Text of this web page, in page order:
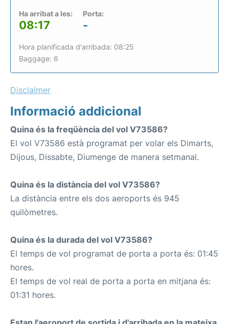
Ha arribat a les:
08:17
Porta:
-
Hora planificada d'arribada: 08:25
Baggage: 6
Disclaimer
Informació addicional
Quina és la freqüència del vol V73586?
El vol V73586 està programat per volar els Dimarts,
Dijous, Dissabte, Diumenge de manera setmanal.
Quina és la distància del vol V73586?
La distància entre els dos aeroports és 945
quilòmetres.
Quina és la durada del vol V73586?
El temps de vol programat de porta a porta és: 01:45
hores.
El temps de vol real de porta a porta en mitjana és:
01:31 hores.